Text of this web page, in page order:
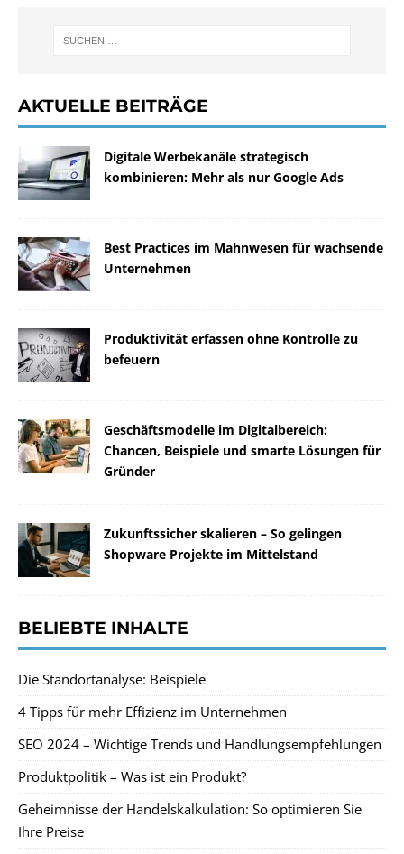
AKTUELLE BEITRÄGE
Digitale Werbekanäle strategisch
kombinieren: Mehr als nur Google Ads
Best Practices im Mahnwesen für wachsende
Unternehmen
Produktivität erfassen ohne Kontrolle zu
befeuern
Geschäftsmodelle im Digitalbereich:
Chancen, Beispiele und smarte Lösungen für
Gründer
Zukunftssicher skalieren – So gelingen
Shopware Projekte im Mittelstand
BELIEBTE INHALTE
Die Standortanalyse: Beispiele
4 Tipps für mehr Effizienz im Unternehmen
SEO 2024 – Wichtige Trends und Handlungsempfehlungen
Produktpolitik – Was ist ein Produkt?
Geheimnisse der Handelskalkulation: So optimieren Sie
Ihre Preise